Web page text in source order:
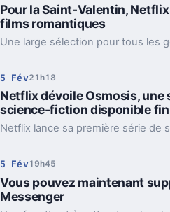
Pour la Saint-Valentin,
films romantiques
5 Fév21h18
Netflix dévoile Osmosis, une
science-fiction disponible fin
Netflix lance sa première série de
5 Fév19h45
Vous pouvez maintenant
Messenger